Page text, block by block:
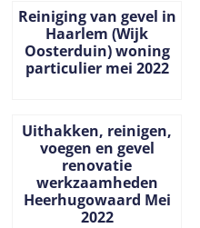
Reiniging van gevel in
Haarlem (Wijk
Oosterduin) woning
particulier mei 2022
Uithakken, reinigen,
voegen en gevel
renovatie
werkzaamheden
Heerhugowaard Mei
2022